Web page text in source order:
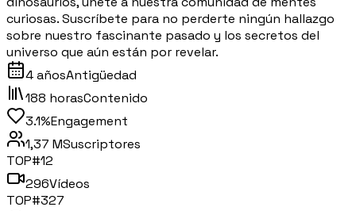
curiosas. Suscríbete para no perderte ningún hallazgo
sobre nuestro fascinante pasado y los secretos del
universo que aún están por revelar.
4 añosAntigüedad
188 horasContenido
3.1%Engagement
1,37 MSuscriptores
TOP#12
296Vídeos
TOP#327